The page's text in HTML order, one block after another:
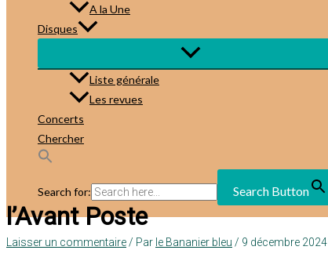
A la Une
Disques
Liste générale
Les revues
Concerts
Chercher
Search for: Search Button
l’Avant Poste
Laisser un commentaire / Par le Bananier bleu / 9 décembre 2024